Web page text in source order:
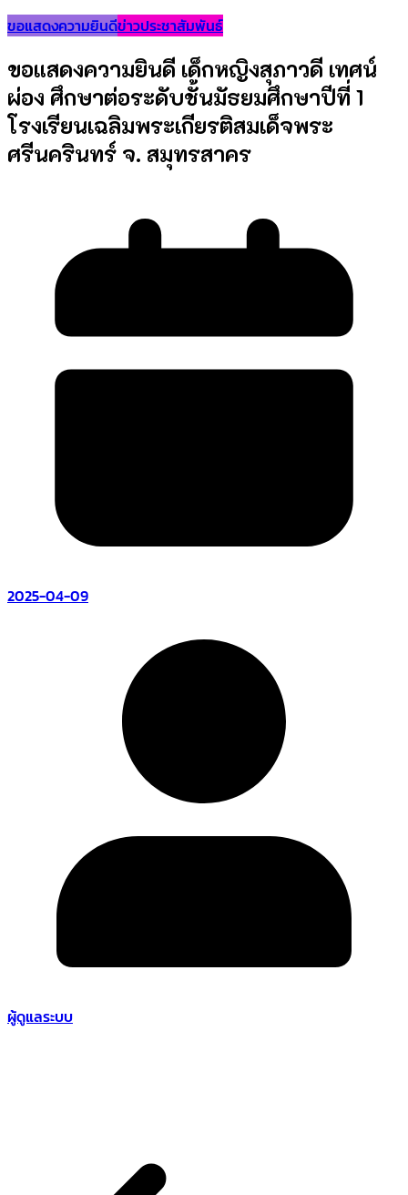
ขอแสดงความยินดีข่าวประชาสัมพันธ์
ขอแสดงความยินดี เด็กหญิงสุภาวดี เทศน์
ผ่อง ศึกษาต่อระดับชั้นมัธยมศึกษาปีที่ 1
โรงเรียนเฉลิมพระเกียรติสมเด็จพระ
ศรีนครินทร์ จ. สมุทรสาคร
2025-04-09
ผู้ดูแลระบบ